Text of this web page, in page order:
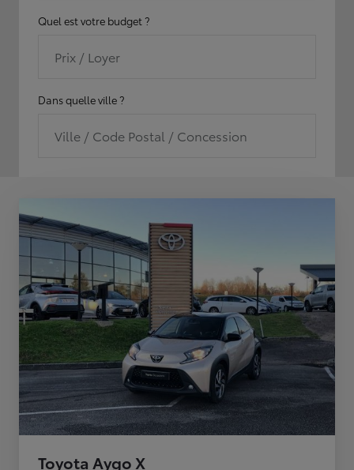
Quel est votre budget ?
Prix / Loyer
Dans quelle ville ?
Ville / Code Postal / Concession
Toyota Aygo X